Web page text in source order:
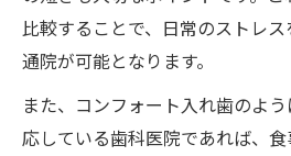
比較することで、日常のストレ
通院が可能となります。
また、コンフォート入れ歯のよ
応している歯科医院であれば、